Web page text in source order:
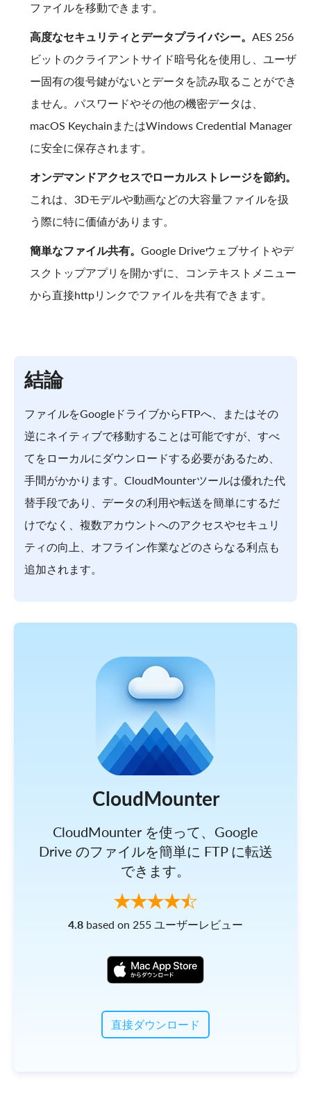
ファイルを移動できます。
高度なセキュリティとデータプライバシー。 AES 256
ビットのクライアントサイド暗号化を使用し、ユーザ
ー固有の復号鍵がないとデータを読み取ることができ
ません。パスワードやその他の機密データは、
macOS KeychainまたはWindows Credential Manager
に安全に保存されます。
オンデマンドアクセスでローカルストレージを節約。
これは、3Dモデルや動画などの大容量ファイルを扱
う際に特に価値があります。
簡単なファイル共有。 Google Driveウェブサイトやデ
スクトップアプリを開かずに、コンテキストメニュー
から直接httpリンクでファイルを共有できます。
結論
ファイルをGoogleドライブからFTPへ、またはその
逆にネイティブで移動することは可能ですが、すべ
てをローカルにダウンロードする必要があるため、
手間がかかります。CloudMounterツールは優れた代
替手段であり、データの利用や転送を簡単にするだ
けでなく、複数アカウントへのアクセスやセキュリ
ティの向上、オフライン作業などのさらなる利点も
追加されます。
CloudMounter
CloudMounter を使って、Google
Drive のファイルを簡単に FTP に転送
できます。
4.8 based on 255 ユーザーレビュー
直接ダウンロード